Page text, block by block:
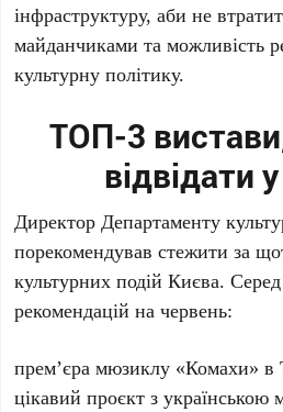
інфраструктуру, аби не
майданчиками та можливість
культурну політику.
ТОП-3
відвідати
Директор Департаменту
порекомендував стежити за
культурних подій Києва.
рекомендацій на червень:
прем’єра мюзиклу «Комахи» в
цікавий проєкт з українською